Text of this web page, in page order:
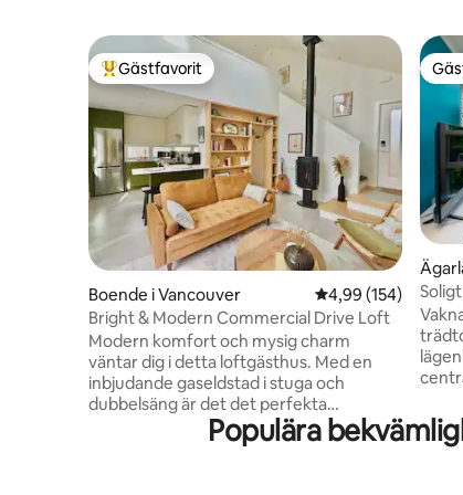
Populär gästfavorit
Gästfavorit
Boende i Vancouver 4,99 av 5 i
4,99 (154)
Bright & Modern Commercial Drive Loft
Modern komfort och mysig charm
väntar dig i detta loftgästhus. Med en
inbjudande gaseldstad i stuga och
dubbelsäng är det det perfekta
utrymmet att koppla av efter en dags
Populära